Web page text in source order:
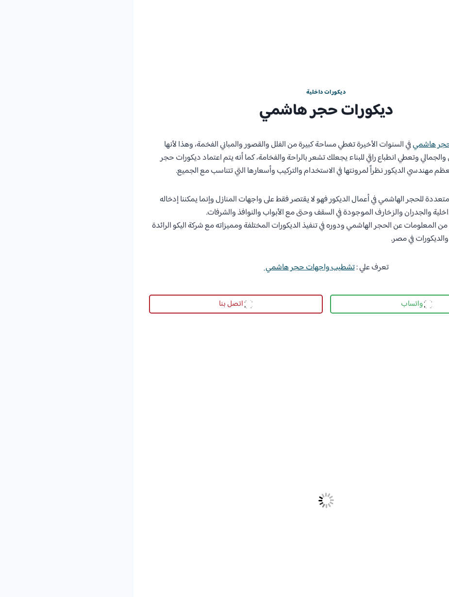
ديكورات داخلية
ديكورات حجر هاشمي
هاشميفي السنوات الأخيرة تغطي مساحة كبيرة من الفلل والقصور والمباني الفخمة، وهذا لأنها
والجمالي وتعطي انطباع راقي للبناء يجعلك تشعر بالراحة والفخامة، كما أنه يتم اعتماد ديكورات حجر
الديكور نظراً لمرونتها في الاستخدام والتركيب وأسعارها التي تتناسب مع الجميع.
للحجر الهاشمي في أعمال الديكور فهو لا يقتصر فقط على واجهات المنازل وإنما يمكننا إدخاله
والجدران والزخارف الموجودة في السقف وحتى مع الأبواب والنوافذ والشرفات.
المعلومات عن الحجر الهاشمي ودوره في تنفيذ الديكورات المختلفة ومميزاته مع شركة اليكو الرائدة
في مصر.
تعرف علي :تشطيب واجهات حجر هاشمي
واتساب اتصل بنا